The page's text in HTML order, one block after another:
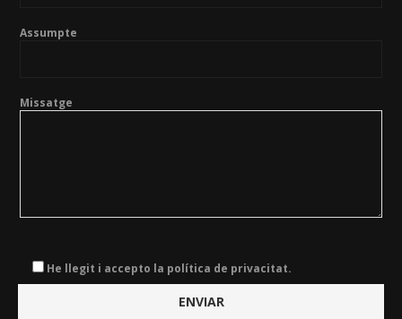
Assumpte
Missatge
He llegit i accepto la política de privacitat.